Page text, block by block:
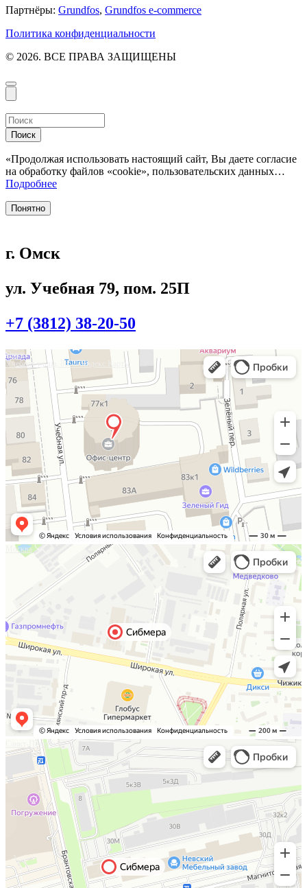
Партнёры: Grundfos, Grundfos e-commerce
Политика конфиденциальности
© 2026. ВСЕ ПРАВА ЗАЩИЩЕНЫ
Поиск
«Продолжая использовать настоящий сайт, Вы даете согласие
на обработку файлов «cookie», пользовательских данных…
Подробнее
Понятно
г. Омск
ул. Учебная 79, пом. 25П
+7 (3812) 38-20-50
Омск
Учебная улица, 86 — Яндекс.Карты
Москва
Санкт-Петербург